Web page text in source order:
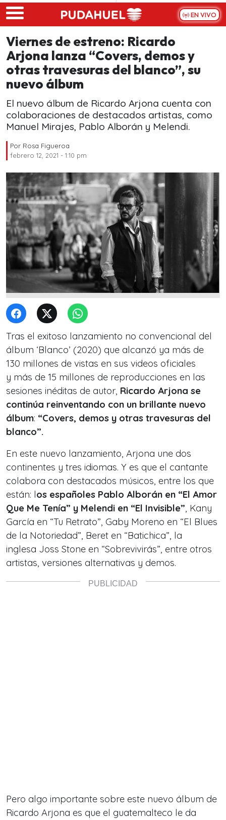
Skip to main content
EN VIVO
Viernes de estreno: Ricardo
Arjona lanza “Covers, demos y
otras travesuras del blanco”, su
nuevo álbum
El nuevo álbum de Ricardo Arjona cuenta con
colaboraciones de destacados artistas, como
Manuel Mirajes, Pablo Alborán y Melendi.
Por Rosa Figueroa
febrero 12, 2021 - 1:10 pm
Tras el exitoso lanzamiento no convencional del
álbum ‘Blanco’ (2020) que alcanzó ya más de
130 millones de vistas en sus videos oficiales
y más de 15 millones de reproducciones en las
sesiones inéditas de autor, Ricardo Arjona se
continúa reinventando con un brillante nuevo
álbum: “Covers, demos y otras travesuras del
blanco”.
En este nuevo lanzamiento, Arjona une dos
continentes y tres idiomas. Y es que el cantante
colabora con destacados músicos, entre los que
están: los españoles Pablo Alborán en “El Amor
Que Me Tenía” y Melendi en “El Invisible”, Kany
García en “Tu Retrato”, Gaby Moreno en “El Blues
de la Notoriedad”, Beret en “Batichica”, la
inglesa Joss Stone en “Sobrevivirás”, entre otros
artistas, versiones alternativas y demos.
Pero algo importante sobre este nuevo álbum de
Ricardo Arjona es que el guatemalteco le da